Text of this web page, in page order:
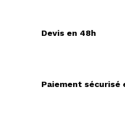
Devis en 48h
Paiement sécurisé